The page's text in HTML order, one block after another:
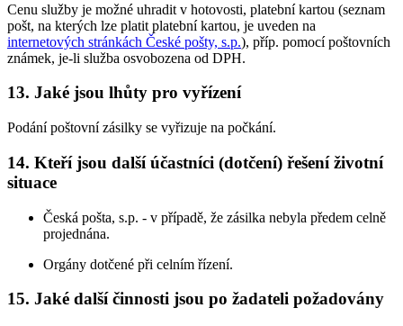
Cenu služby je možné uhradit v hotovosti, platební kartou (seznam
pošt, na kterých lze platit platební kartou, je uveden na
internetových stránkách České pošty, s.p.), příp. pomocí poštovních
známek, je-li služba osvobozena od DPH.
13. Jaké jsou lhůty pro vyřízení
Podání poštovní zásilky se vyřizuje na počkání.
14. Kteří jsou další účastníci (dotčení) řešení životní
situace
Česká pošta, s.p. - v případě, že zásilka nebyla předem celně
projednána.
Orgány dotčené při celním řízení.
15. Jaké další činnosti jsou po žadateli požadovány